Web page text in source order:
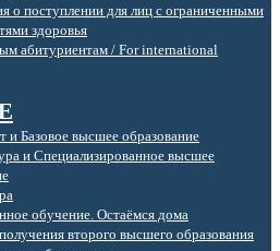
о поступлении для лиц с ограниченными
здоровья
абитуриентам / For international
и Базовое высшее образование
и Специализированное высшее
обучение. Остаёмся дома
второго высшего образования